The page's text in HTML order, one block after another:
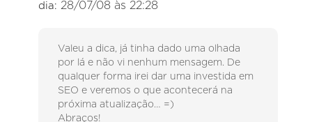
dia: 28/07/08 às 22:28
Valeu a dica, já tinha dado uma olhada
por lá e não vi nenhum mensagem. De
qualquer forma irei dar uma investida em
SEO e veremos o que acontecerá na
próxima atualização… =)
Abraços!